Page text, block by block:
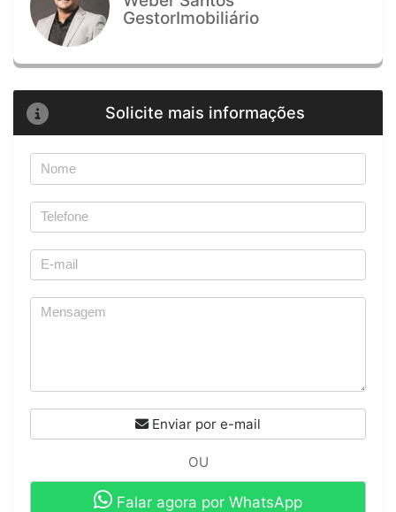
GestorImobiliário
Solicite mais informações
Enviar por e-mail
OU
Falar agora por WhatsApp